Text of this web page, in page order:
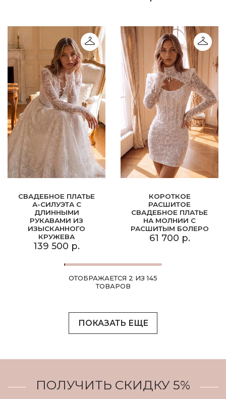
СВАДЕБНОЕ ПЛАТЬЕ
А-СИЛУЭТА С
ДЛИННЫМИ
РУКАВАМИ ИЗ
ИЗЫСКАННОГО
КРУЖЕВА
139 500 р.
КОРОТКОЕ
РАСШИТОЕ
СВАДЕБНОЕ ПЛАТЬЕ
НА МОЛНИИ С
РАСШИТЫМ БОЛЕРО
61 700 р.
ОТОБРАЖАЕТСЯ 2 ИЗ 145
ТОВАРОВ
ПОКАЗАТЬ ЕЩЕ
ПОЛУЧИТЬ СКИДКУ 5%